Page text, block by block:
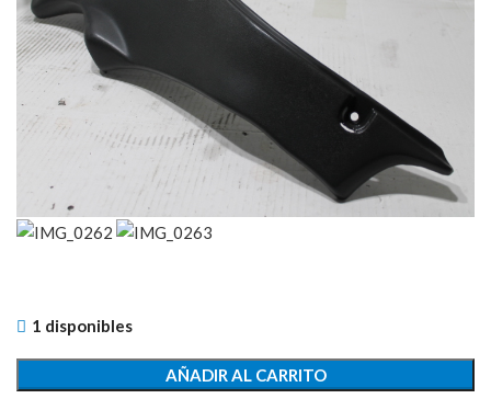
1 disponibles
AÑADIR AL CARRITO